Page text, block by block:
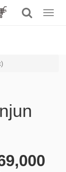
Toggle